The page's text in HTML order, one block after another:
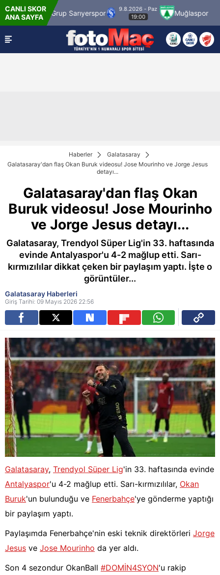
CANLI SKOR
ANA SAYFA
SMS Grup Sarıyerspor
9.8.2026 - Paz
19:00
Muğlaspor
Haberler
Galatasaray
Galatasaray'dan flaş Okan Buruk videosu! Jose Mourinho ve Jorge Jesus
detayı...
Galatasaray'dan flaş Okan
Buruk videosu! Jose Mourinho
ve Jorge Jesus detayı...
Galatasaray, Trendyol Süper Lig'in 33. haftasında
evinde Antalyaspor'u 4-2 mağlup etti. Sarı-
kırmızılılar dikkat çeken bir paylaşım yaptı. İşte o
görüntüler...
Galatasaray Haberleri
Giriş Tarihi: 09 Mayıs 2026 22:56
Galatasaray, Trendyol Süper Lig'in 33. haftasında evinde
Antalyaspor'u 4-2 mağlup etti. Sarı-kırmızılılar, Okan
Buruk'un bulunduğu ve Fenerbahçe'ye gönderme yaptığı
bir paylaşım yaptı.
Paylaşımda Fenerbahçe'nin eski teknik direktörleri Jorge
Jesus ve Jose Mourinho da yer aldı.
Son 4 sezondur OkanBall #DOMİN4SYON'u rakip